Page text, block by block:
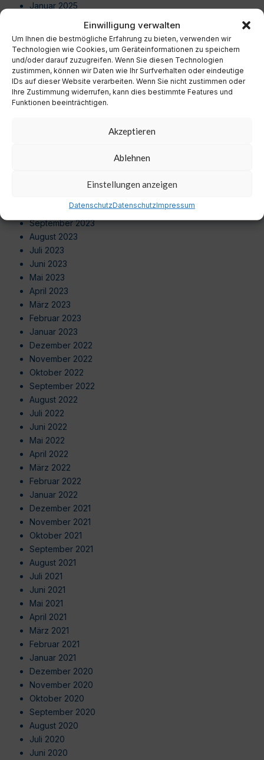
Einwilligung verwalten
Um Ihnen die bestmögliche Erfahrung zu bieten, verwenden wir
Technologien wie Cookies, um Geräteinformationen zu speichern
und/oder darauf zuzugreifen. Wenn Sie diesen Technologien
zustimmen, können wir Daten wie Ihr Surfverhalten oder eindeutige
IDs auf dieser Website verarbeiten. Wenn Sie nicht zustimmen oder
Ihre Zustimmung widerrufen, kann dies bestimmte Features und
Funktionen beeinträchtigen.
Akzeptieren
Ablehnen
Einstellungen anzeigen
DatenschutzDatenschutzImpressum
Januar 2025
Oktober 2024
September 2024
August 2024
Juli 2024
Juni 2024
Dezember 2023
Oktober 2023
September 2023
August 2023
Juli 2023
Juni 2023
Mai 2023
April 2023
März 2023
Februar 2023
Januar 2023
Dezember 2022
November 2022
Oktober 2022
September 2022
August 2022
Juli 2022
Juni 2022
Mai 2022
April 2022
März 2022
Februar 2022
Januar 2022
Dezember 2021
November 2021
Oktober 2021
September 2021
August 2021
Juli 2021
Juni 2021
Mai 2021
April 2021
März 2021
Februar 2021
Januar 2021
Dezember 2020
November 2020
Oktober 2020
September 2020
August 2020
Juli 2020
Juni 2020